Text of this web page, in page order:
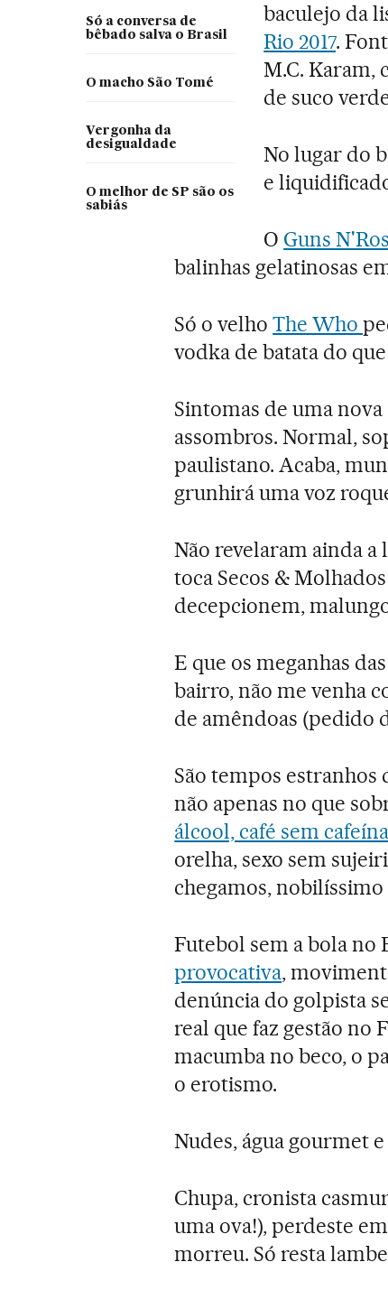
Só a conversa de
bêbado salva o Brasil
O macho São Tomé
Vergonha da
desigualdade
O melhor de SP são os
sabiás
baculejo da
Rio 2017.
M.C. Karam,
de suco
No lugar do
e
O Guns
balinhas gelatinosas
Só o velhoThe Who
vodka de batata do
Sintomas de uma
assombros. Normal,
paulistano. Acaba,
grunhirá uma voz
Não revelaram ainda a
toca Secos &
decepcionem,
E que os meganhas
bairro, não me venha
de amêndoas (pedido
São tempos
não apenas no que
álcool, café sem
orelha, sexo sem
chegamos,
Futebol sem a bola no
provocativa,
denúncia do golpista
real que faz gestão no
macumba no beco, o
o erotismo.
Nudes, água gourmet
Chupa, cronista
uma ova!), perdeste
morreu. Só resta